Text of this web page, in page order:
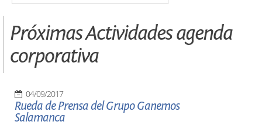
Próximas Actividades agenda
corporativa
04/09/2017
Rueda de Prensa del Grupo Ganemos
Salamanca